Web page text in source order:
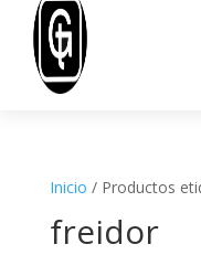
Inicio / Productos
freidor